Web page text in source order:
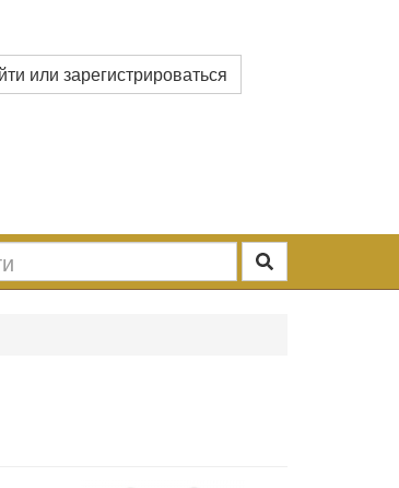
или зарегистрироваться